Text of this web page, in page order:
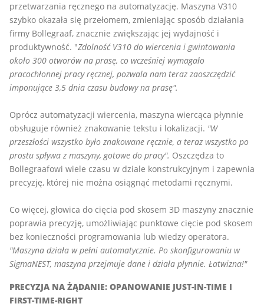
przetwarzania ręcznego na automatyzację. Maszyna V310
szybko okazała się przełomem, zmieniając sposób działania
firmy Bollegraaf, znacznie zwiększając jej wydajność i
produktywność. "Zdolność V310 do wiercenia i gwintowania
około 300 otworów na prasę, co wcześniej wymagało
pracochłonnej pracy ręcznej, pozwala nam teraz zaoszczędzić
imponujące 3,5 dnia czasu budowy na prasę".
Oprócz automatyzacji wiercenia, maszyna wiercąca płynnie
obsługuje również znakowanie tekstu i lokalizacji. "W
przeszłości wszystko było znakowane ręcznie, a teraz wszystko po
prostu spływa z maszyny, gotowe do pracy". Oszczędza to
Bollegraafowi wiele czasu w dziale konstrukcyjnym i zapewnia
precyzję, której nie można osiągnąć metodami ręcznymi.
Co więcej, głowica do cięcia pod skosem 3D maszyny znacznie
poprawia precyzję, umożliwiając punktowe cięcie pod skosem
bez konieczności programowania lub wiedzy operatora.
"Maszyna działa w pełni automatycznie. Po skonfigurowaniu w
SigmaNEST, maszyna przejmuje dane i działa płynnie. Łatwizna!"
PRECYZJA NA ŻĄDANIE: OPANOWANIE JUST-IN-TIME I
FIRST-TIME-RIGHT